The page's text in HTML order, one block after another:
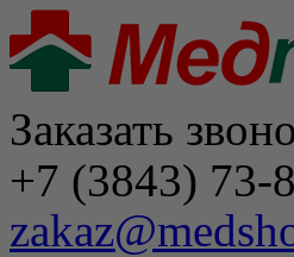
Заказать
+7 (3843) 73-